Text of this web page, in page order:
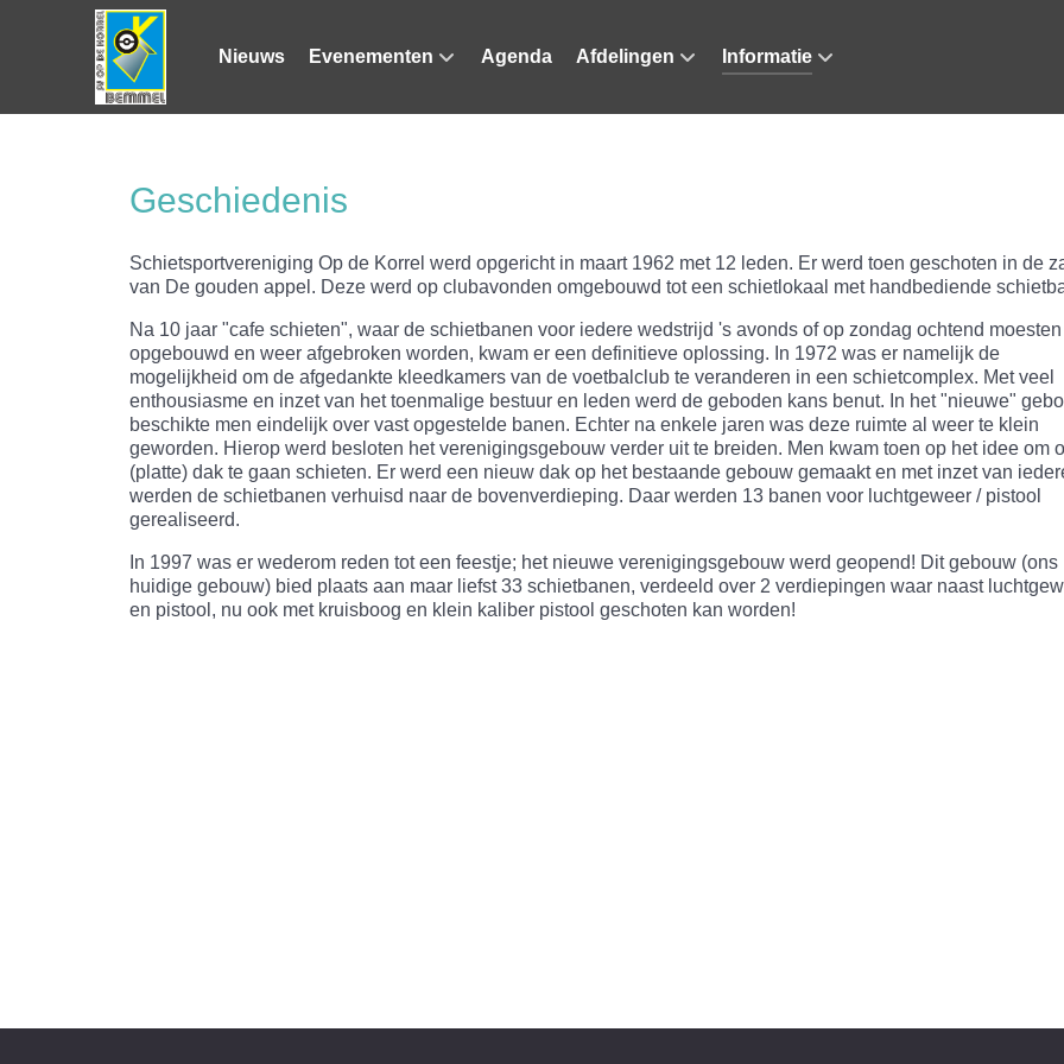
Nieuws Evenementen Agenda Afdelingen Informatie
Geschiedenis
Schietsportvereniging Op de Korrel werd opgericht in maart 1962 met 12 leden. Er werd toen geschoten in de
van De gouden appel. Deze werd op clubavonden omgebouwd tot een schietlokaal met handbediende
Na 10 jaar "cafe schieten", waar de schietbanen voor iedere wedstrijd 's avonds of op zondag ochtend moesten
opgebouwd en weer afgebroken worden, kwam er een definitieve oplossing. In 1972 was er namelijk de
mogelijkheid om de afgedankte kleedkamers van de voetbalclub te veranderen in een schietcomplex. Met veel
enthousiasme en inzet van het toenmalige bestuur en leden werd de geboden kans benut. In het "nieuwe"
beschikte men eindelijk over vast opgestelde banen. Echter na enkele jaren was deze ruimte al weer te klein
geworden. Hierop werd besloten het verenigingsgebouw verder uit te breiden. Men kwam toen op het idee om
(platte) dak te gaan schieten. Er werd een nieuw dak op het bestaande gebouw gemaakt en met inzet van
werden de schietbanen verhuisd naar de bovenverdieping. Daar werden 13 banen voor luchtgeweer / pistool
gerealiseerd.
In 1997 was er wederom reden tot een feestje; het nieuwe verenigingsgebouw werd geopend! Dit gebouw (ons
huidige gebouw) bied plaats aan maar liefst 33 schietbanen, verdeeld over 2 verdiepingen waar naast
en pistool, nu ook met kruisboog en klein kaliber pistool geschoten kan worden!